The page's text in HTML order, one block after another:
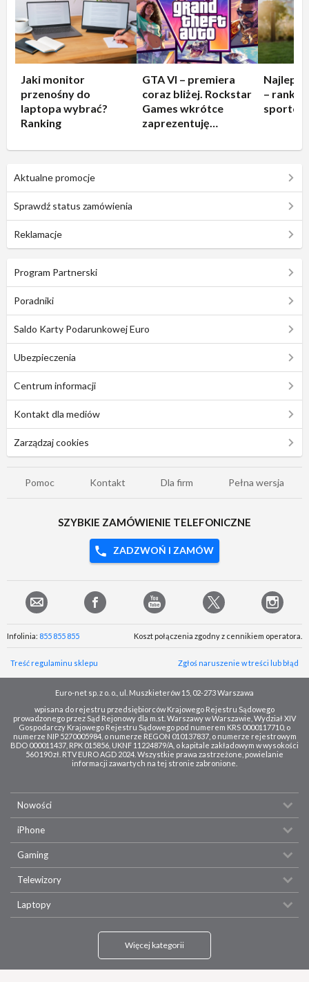
Jaki monitor
przenośny do
laptopa wybrać?
Ranking
GTA VI – premiera
coraz bliżej. Rockstar
Games wkrótce
zaprezentuję
–
Aktualne promocje
Sprawdź status zamówienia
Reklamacje
Program Partnerski
Poradniki
Saldo Karty Podarunkowej Euro
Ubezpieczenia
Centrum informacji
Kontakt dla mediów
Zarządzaj cookies
Pomoc Kontakt Dla firm Pełna wersja
SZYBKIE ZAMÓWIENIE TELEFONICZNE
ZADZWOŃ I ZAMÓW
Infolinia: 855 855 855 Koszt połączenia zgodny z cennikiem operatora.
Treść regulaminu sklepu Zgłoś naruszenie w treści lub błąd
Euro-net sp. z o. o., ul. Muszkieterów 15, 02-273 Warszawa
wpisana do rejestru przedsiębiorców Krajowego Rejestru Sądowego
prowadzonego przez Sąd Rejonowy dla m.st. Warszawy w Warszawie, Wydział XIV
Gospodarczy Krajowego Rejestru Sądowego pod numerem KRS 0000117710, o
numerze NIP 5270005984, o numerze REGON 010137837, o numerze rejestrowym
BDO 000011437, RPK 015856, UKNF 11224879/A, o kapitale zakładowym w wysokości
560 190 zł. RTV EURO AGD 2024. Wszystkie prawa zastrzeżone, powielanie
informacji zawartych na tej stronie zabronione.
Nowości
iPhone
Gaming
Telewizory
Laptopy
Więcej kategorii